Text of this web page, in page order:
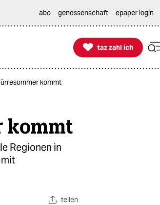
abo genossenschaft epaper login

taz zahl ich
taz zahl ich
kommt
kommt
Regionen in
teilen